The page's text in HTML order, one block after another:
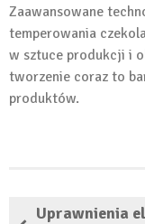
Zaawansowane
temperowania
w sztuce produkcji i
tworzenie coraz to
produktów.
Uprawnienia